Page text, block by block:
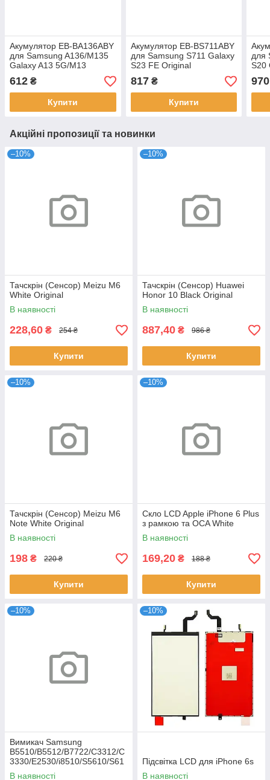
Акумулятор EB-BA136ABY
для Samsung A136/M135
Galaxy A13 5G/M13
612 ₴
Купити
Акумулятор EB-BS711ABY
для Samsung S711 Galaxy
S23 FE Original
817₴
Купити
для
S20
970
Акційні пропозиції та новинки
–10%
Тачскрін (Сенсор) Meizu M6
White Original
В наявності
228,60 ₴ 254 ₴
Купити
–10%
Тачскрін (Сенсор) Huawei
Honor 10 Black Original
В наявності
887,40 ₴ 986 ₴
Купити
–10%
Тачскрін (Сенсор) Meizu M6
Note White Original
В наявності
198 ₴ 220 ₴
Купити
–10%
Скло LCD Apple iPhone 6 Plus
з рамкою та OCA White
В наявності
169,20 ₴ 188 ₴
Купити
–10%
Вимикач Samsung
B5510/B5512/B7722/C3312/C
3330/E2530/i8510/S5610/S61
02
В наявності
–10%
Підсвітка LCD для iPhone 6s
В наявності